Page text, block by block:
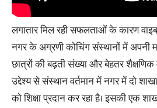
लगातार मिल रही सफलताओं के कारण
नगर के अग्रणी कोचिंग संस्थानों में अपनी
छात्रों की बढ़ती संख्या और बेहतर
उद्देश्य से संस्थान वर्तमान में नगर में दो
को शिक्षा प्रदान कर रहा है। इसकी एक